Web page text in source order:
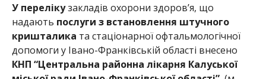
У перелікузакладів охорони здоров’я, що
надають послуги з встановлення штучного
кришталика та стаціонарної офтальмологічної
допомоги у Івано-Франківській області внесено
КНП “Центральна районна лікарня Калуської